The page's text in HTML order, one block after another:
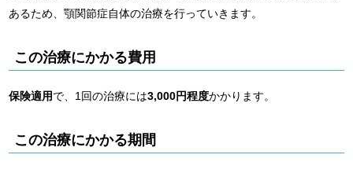
あるため、顎関節症自体の治療を行っていきます。
この治療にかかる費用
保険適用で、1回の治療には3,000円程度かかります。
この治療にかかる期間